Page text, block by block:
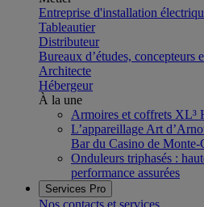
Entreprise d'installation
Tableautier
Distributeur
Bureaux d’études, concepteurs
Architecte
Hébergeur
À la une
Armoires et coffrets XL³
L’appareillage Art
Bar du Casino de Monte-
Onduleurs triphasés :
performance assurées
Services Pro
Nos contacts et services